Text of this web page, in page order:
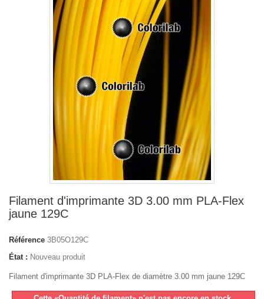
Filament d'imprimante 3D 3.00 mm PLA-Flex
jaune 129C
Référence 3B05O129C
État : Nouveau produit
Filament d'imprimante 3D PLA-Flex de diamètre 3.00 mm jaune 129C